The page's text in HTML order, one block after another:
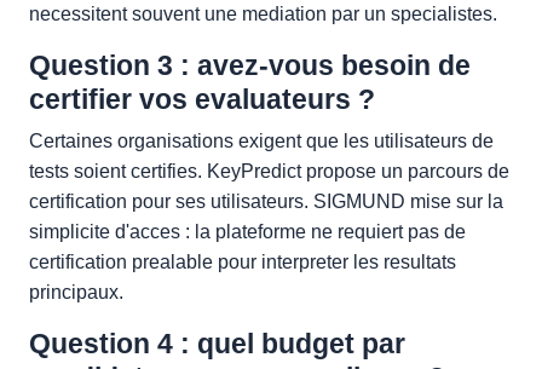
necessitent souvent une mediation par un specialistes.
Question 3 : avez-vous besoin de
certifier vos evaluateurs ?
Certaines organisations exigent que les utilisateurs de
tests soient certifies. KeyPredict propose un parcours de
certification pour ses utilisateurs. SIGMUND mise sur la
simplicite d'acces : la plateforme ne requiert pas de
certification prealable pour interpreter les resultats
principaux.
Question 4 : quel budget par